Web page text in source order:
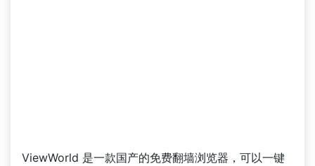
ViewWorld 是一款国产的免费翻墙浏览器，可以一键